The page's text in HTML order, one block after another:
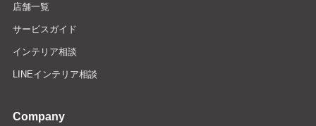
店舗一覧
サービスガイド
インテリア相談
LINEインテリア相談
Company